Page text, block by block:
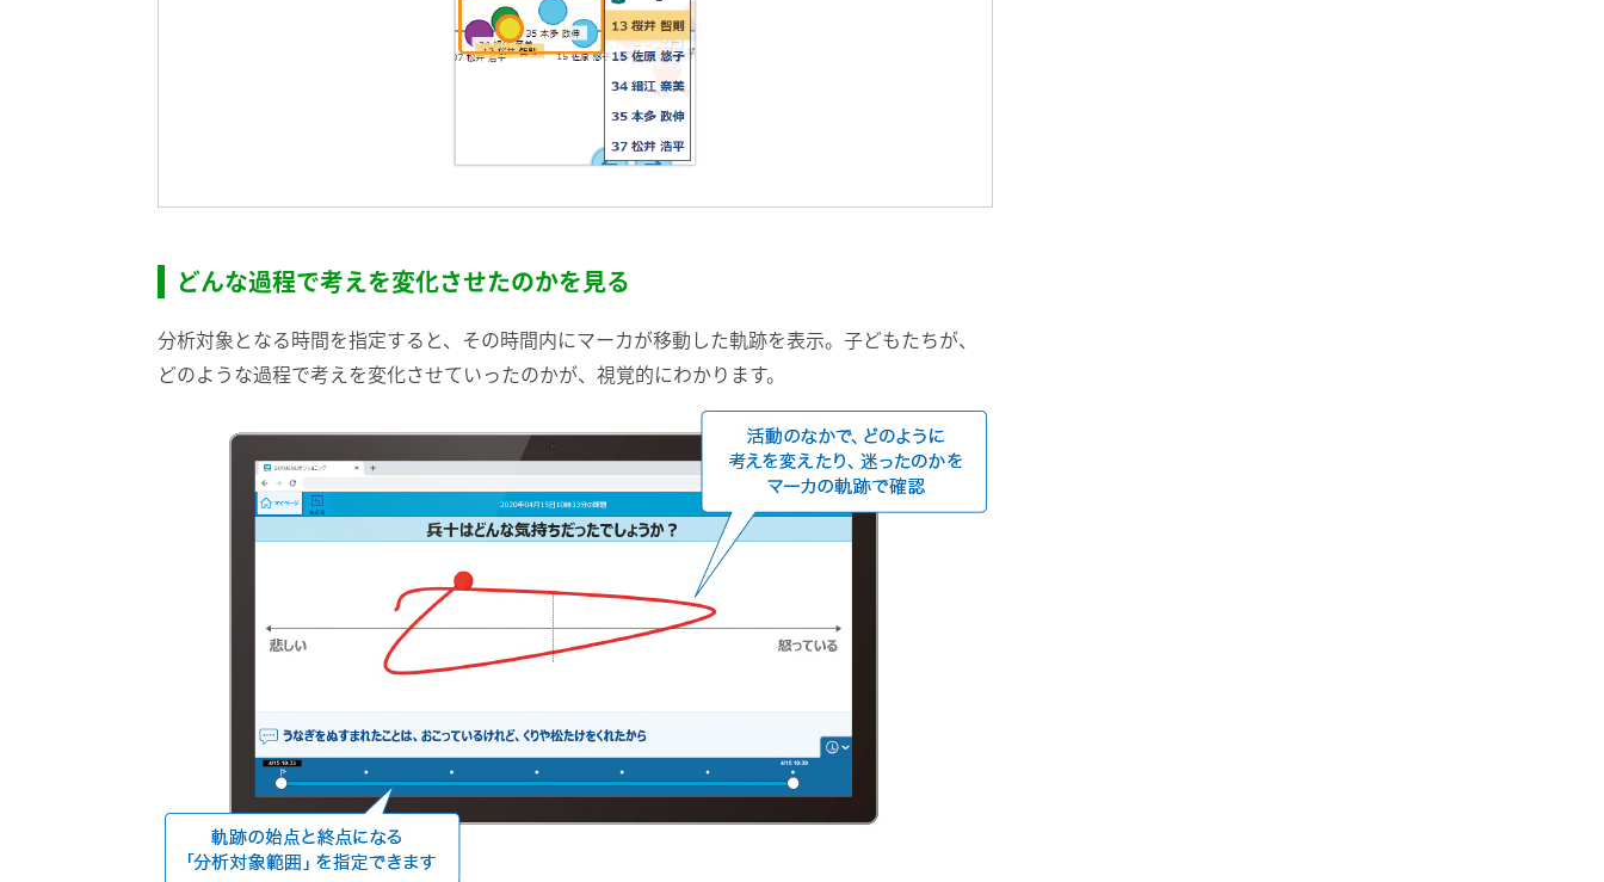
どんな過程で考えを変化させたのかを見る
分析対象となる時間を指定すると、その時間内にマーカが移動した軌跡を表示。子どもたちが、
どのような過程で考えを変化させていったのかが、視覚的にわかります。